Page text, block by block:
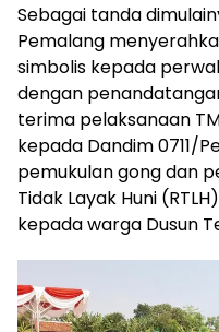
Sebagai tanda
Pemalang
simbolis kepada
dengan
terima pelaksanaan
kepada Dandim 0711/
pemukulan gong dan
Tidak Layak Huni
kepada warga Dusun